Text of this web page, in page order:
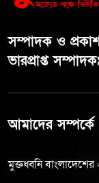
সম্পাদক ও
ভারপ্রাপ্ত
আমাদের সম্পর্কে
মুক্তধ্বনি